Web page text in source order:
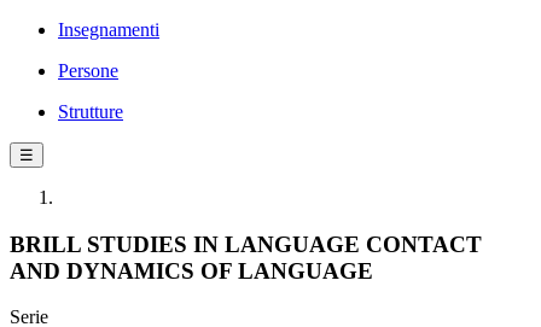
Insegnamenti
Persone
Strutture
☰
BRILL STUDIES IN LANGUAGE CONTACT
AND DYNAMICS OF LANGUAGE
Serie